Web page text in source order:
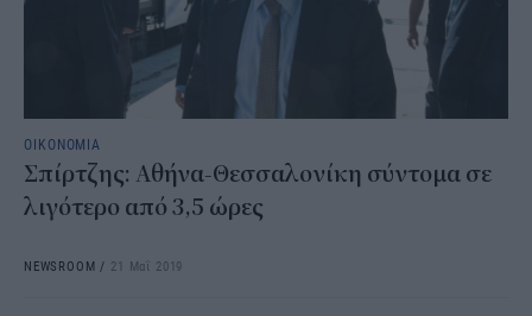
ΟΙΚΟΝΟΜΙΑ
Σπίρτζης: Αθήνα-Θεσσαλονίκη σύντομα σε
λιγότερο από 3,5 ώρες
NEWSROOM / 21 Μαΐ 2019